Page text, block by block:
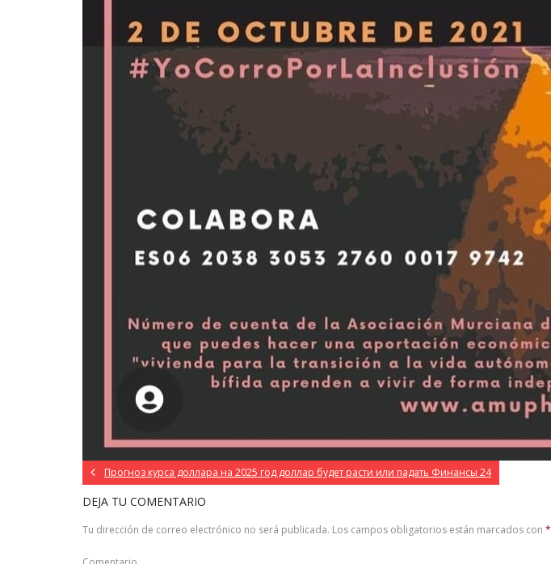
Прогноз курса доллара на 2025 год доллар будет расти или падать Финансы 24
DEJA TU COMENTARIO
Tu dirección de correo electrónico no será publicada. Los campos obligatorios están marcados con *